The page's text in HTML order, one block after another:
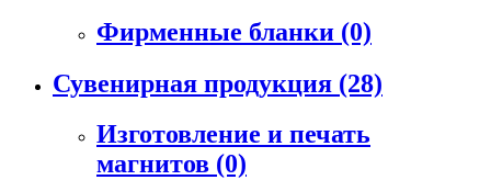
Фирменные бланки (0)
Сувенирная продукция (28)
Изготовление и печать
магнитов (0)